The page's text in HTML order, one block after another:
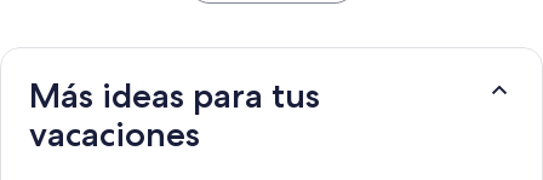
Más ideas para tus
vacaciones